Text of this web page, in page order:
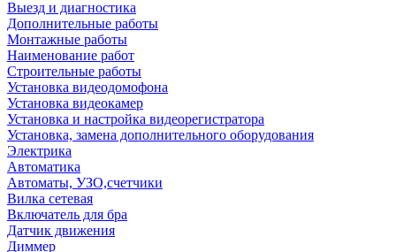
Выезд и диагностика
Дополнительные работы
Монтажные работы
Наименование работ
Строительные работы
Установка видеодомофона
Установка видеокамер
Установка и настройка видеорегистратора
Установка, замена дополнительного оборудования
Электрика
Автоматика
Автоматы, УЗО,счетчики
Вилка сетевая
Включатель для бра
Датчик движения
Диммер